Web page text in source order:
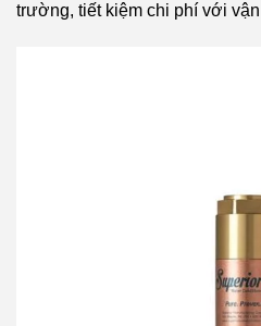
trường, tiết kiệm chi phí với